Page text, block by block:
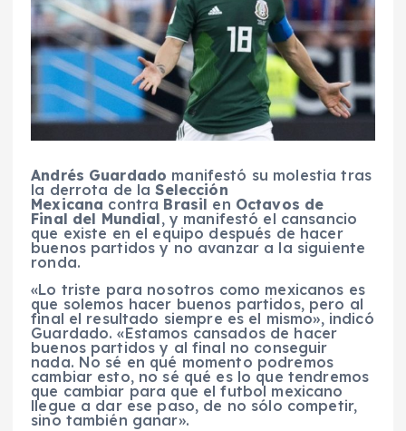
Andrés Guardado manifestó su molestia tras
la derrota de laSelección
Mexicana contra Brasil en Octavos de
Final del Mundial, y manifestó el cansancio
que existe en el equipo después de hacer
buenos partidos y no avanzar a la siguiente
ronda.
«Lo triste para nosotros como mexicanos es
que solemos hacer buenos partidos, pero al
final el resultado siempre es el mismo», indicó
Guardado. «Estamos cansados de hacer
buenos partidos y al final no conseguir
nada. No sé en qué momento podremos
cambiar esto, no sé qué es lo que tendremos
que cambiar para que el futbol mexicano
llegue a dar ese paso, de no sólo competir,
sino también ganar».